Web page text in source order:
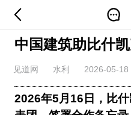
中国建筑助比什
见道网 水利 2026-05-18
2026年5月16日，比